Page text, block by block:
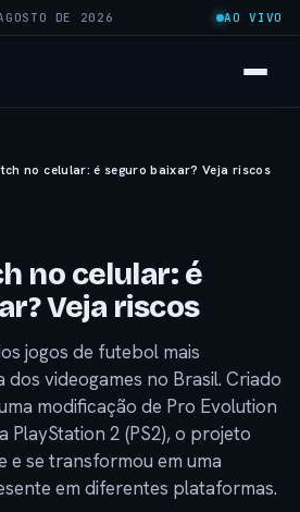
DE 2026 AO VIVO
no celular: é seguro baixar? Veja riscos
no celular: é
Veja riscos
jogos de futebol mais
videogames no Brasil. Criado
modificação de Pro Evolution
PlayStation 2 (PS2), o projeto
e se transformou em uma
em diferentes plataformas.